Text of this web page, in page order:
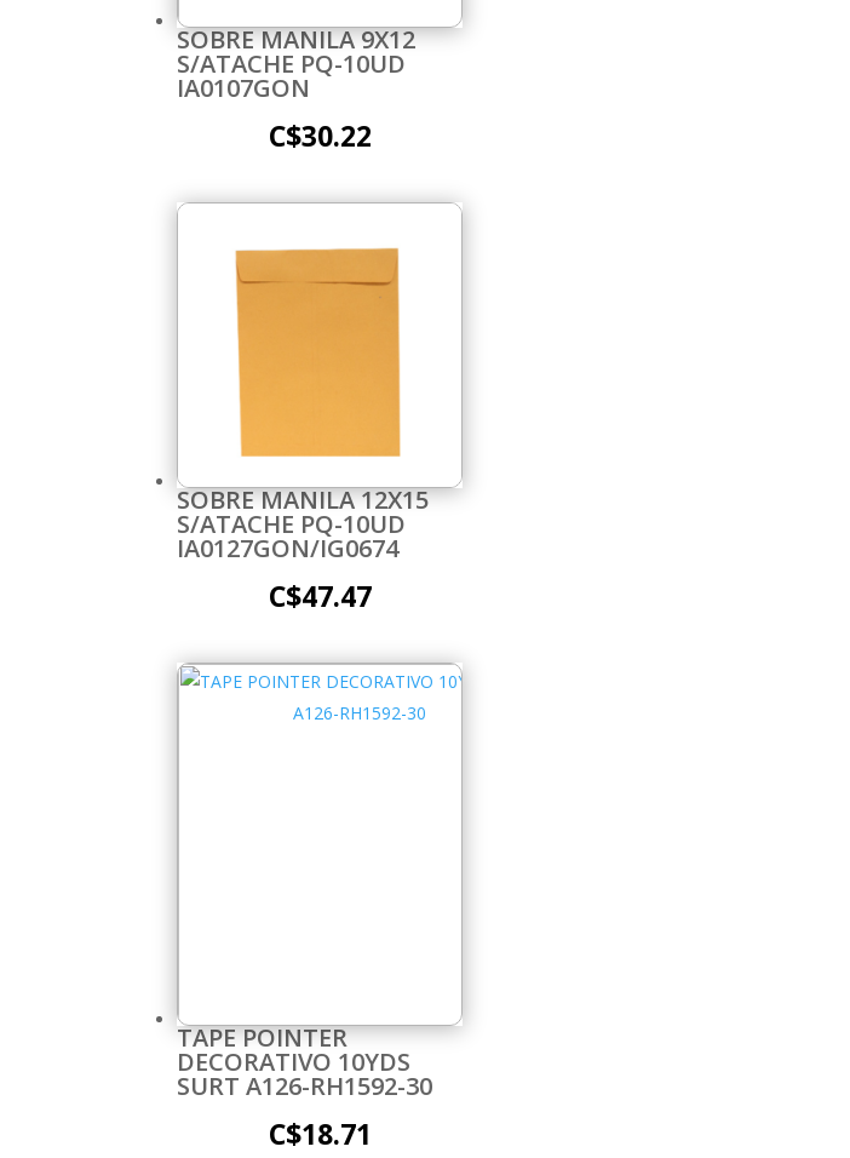
SOBRE MANILA 9X12
S/ATACHE PQ-10UD
IA0107GON
C$30.22
SOBRE MANILA 12X15
S/ATACHE PQ-10UD
IA0127GON/IG0674
C$47.47
TAPE POINTER
DECORATIVO 10YDS
SURT A126-RH1592-30
C$18.71